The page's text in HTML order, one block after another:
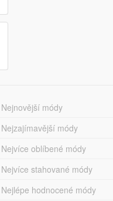
Nejnovější módy
Nejzajímavější módy
Nejvíce oblíbené módy
Nejvíce stahované módy
Nejlépe hodnocené módy